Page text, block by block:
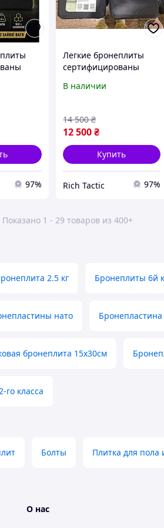
Level IV
97%
Легкие бронеплиты
сертифицированы
бронеплиты NIJ Level IV
бронеплиты 6 класс
комплект 2 штуки
В наличии
12 500₴
14 500 ₴
Купить
Rich Tactic 97%
Показано 1 - 29 товаров из 400+
2.5 кг Бронеплиты 6й
нато Бронепластина
бронеплита 15х30см
го класса
Болты Плитка для пола
О нас